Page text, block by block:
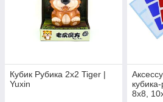
Кубик Рубика 2x2 Tiger |
Yuxin
8x8,